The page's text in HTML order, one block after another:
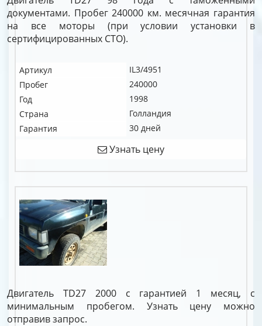
документами. Пробег 240000 км. месячная гарантия
на все моторы (при условии установки в
сертифицированных СТО).
Артикул
IL3/4951
Пробег
240000
Год
1998
Страна
Голландия
Гарантия
30 дней
Узнать цену
Двигатель TD27 2000 с гарантией 1 месяц, с
минимальным пробегом. Узнать цену можно
отправив запрос.